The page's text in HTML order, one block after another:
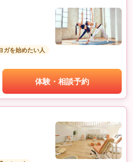
ガを始めたい人
体験・相談予約